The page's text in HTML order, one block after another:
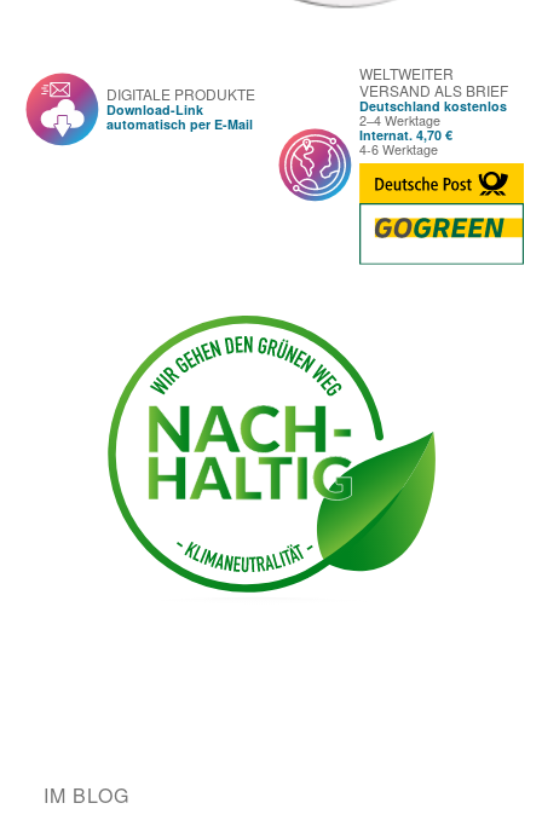
DIGITALE PRODUKTE
Download-Link
automatisch per E-Mail
WELTWEITER
VERSAND ALS BRIEF
Deutschland kostenlos
2–4 Werktage
Internat. 4,70 €
4-6 Werktage
IM BLOG